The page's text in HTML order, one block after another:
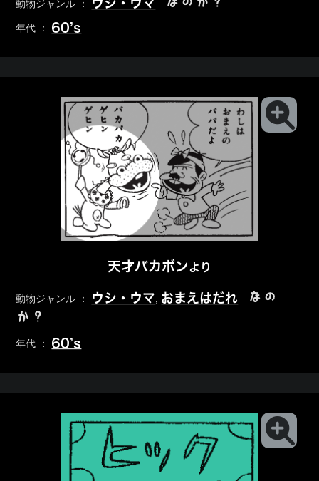
動物ジャンル ： ウシ・ウマ
年代 ： 60’s
天才バカボンより
動物ジャンル ： ウシ・ウマ おまえはだれ
なの
か？
年代 ： 60’s